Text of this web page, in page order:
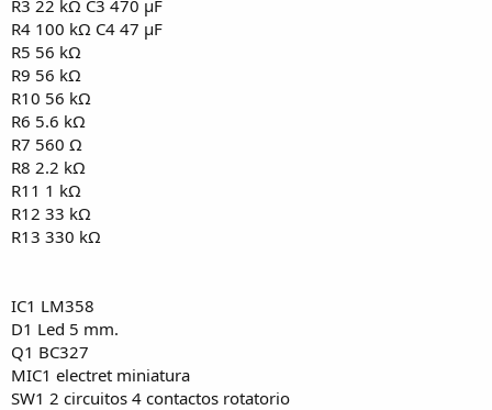
R3 22 kΩ C3 470 µF
R4 100 kΩ C4 47 µF
R5 56 kΩ
R9 56 kΩ
R10 56 kΩ
R6 5.6 kΩ
R7 560 Ω
R8 2.2 kΩ
R11 1 kΩ
R12 33 kΩ
R13 330 kΩ
IC1 LM358
D1 Led 5 mm.
Q1 BC327
MIC1 electret miniatura
SW1 2 circuitos 4 contactos rotatorio